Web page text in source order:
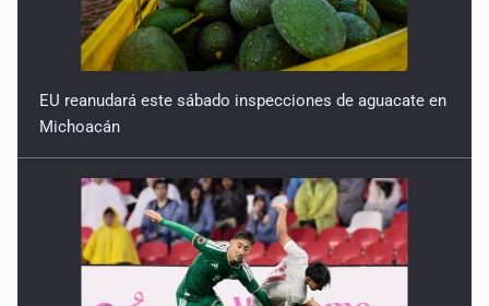
Michoacán